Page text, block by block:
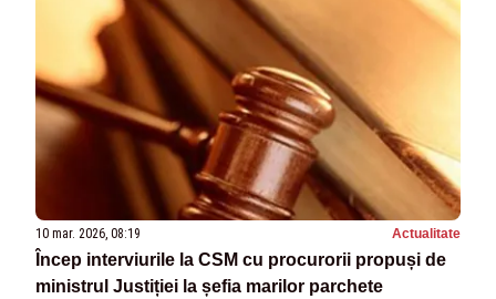
10 mar. 2026, 08:19 Actualitate
Încep interviurile la CSM cu procurorii propuși de
ministrul Justiției la șefia marilor parchete